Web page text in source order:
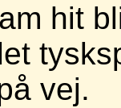
hit
vej.